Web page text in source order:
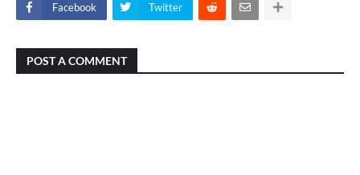
Facebook Twitter
POST A COMMENT